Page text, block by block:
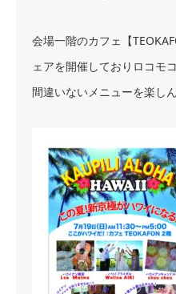
会場一階のカフェ【
ェアを開催しておりロコモ
間違いないメニューを楽し